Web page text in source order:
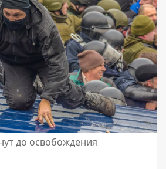
до освобождения